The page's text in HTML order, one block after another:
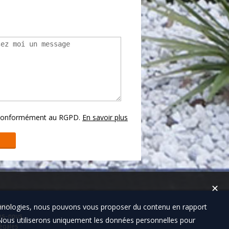
au RGPD. En savoir plus
nous
✕
nous pouvons vous proposer du contenu en rapport
utiliserons uniquement les données personnelles pour